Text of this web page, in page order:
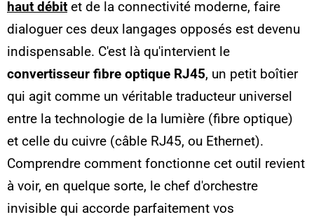
haut débit et de la connectivité moderne, faire
dialoguer ces deux langages opposés est devenu
indispensable. C'est là qu'intervient le
convertisseur fibre optique RJ45, un petit boîtier
qui agit comme un véritable traducteur universel
entre la technologie de la lumière (fibre optique)
et celle du cuivre (câble RJ45, ou Ethernet).
Comprendre comment fonctionne cet outil revient
à voir, en quelque sorte, le chef d'orchestre
invisible qui accorde parfaitement vos